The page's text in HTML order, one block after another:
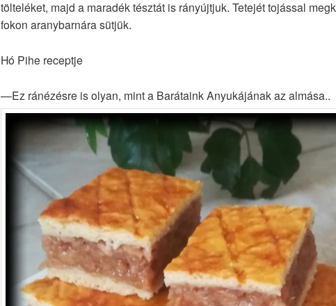
tölteléket, majd a maradék tésztát is rányújtjuk. Tetejét tojással
fokon aranybarnára sütjük.
Hó Pihe receptje
—Ez ránézésre is olyan, mint a Barátaink Anyukájának az almása..